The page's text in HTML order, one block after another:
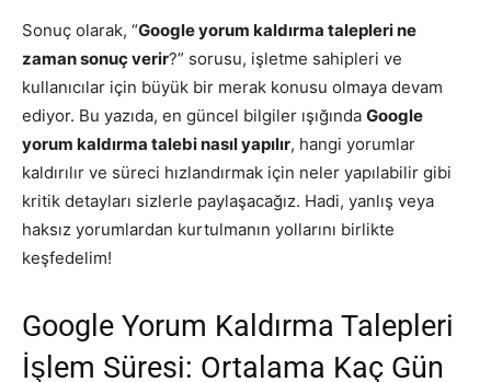
Sonuç olarak, “Google yorum kaldırma talepleri ne
zaman sonuç verir?” sorusu, işletme sahipleri ve
kullanıcılar için büyük bir merak konusu olmaya devam
ediyor. Bu yazıda, en güncel bilgiler ışığında Google
yorum kaldırma talebi nasıl yapılır, hangi yorumlar
kaldırılır ve süreci hızlandırmak için neler yapılabilir gibi
kritik detayları sizlerle paylaşacağız. Hadi, yanlış veya
haksız yorumlardan kurtulmanın yollarını birlikte
keşfedelim!
Google Yorum Kaldırma Talepleri
İşlem Süresi: Ortalama Kaç Gün